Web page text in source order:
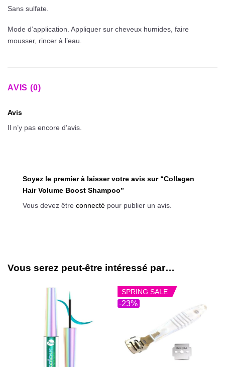
Sans sulfate.
Mode d’application. Appliquer sur cheveux humides, faire
mousser, rincer à l’eau.
AVIS (0)
Avis
Il n’y pas encore d’avis.
Soyez le premier à laisser votre avis sur “Collagen
Hair Volume Boost Shampoo”
Vous devez être connecté pour publier un avis.
Vous serez peut-être intéressé par…
-23%
SPRING SALE